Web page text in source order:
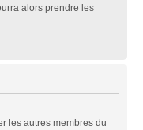
alors prendre les
les autres membres du